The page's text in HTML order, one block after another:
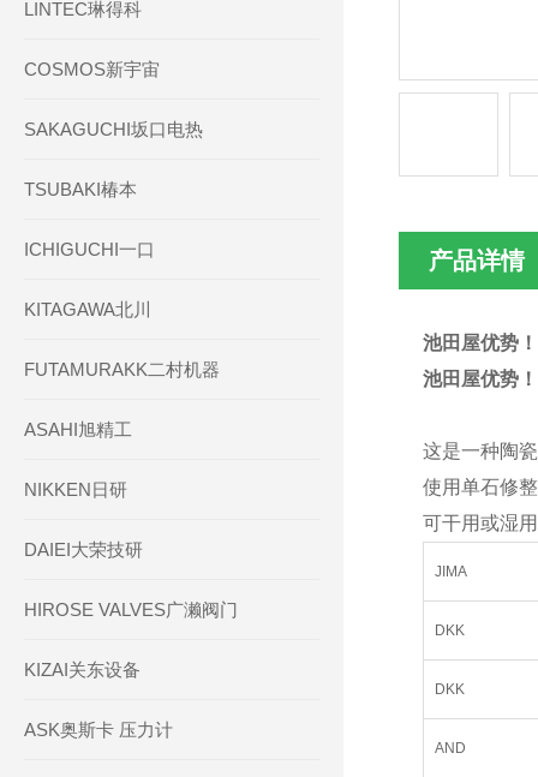
LINTEC琳得科
COSMOS新宇宙
SAKAGUCHI坂口电热
TSUBAKI椿本
ICHIGUCHI一口
KITAGAWA北川
FUTAMURAKK二村机器
ASAHI旭精工
NIKKEN日研
DAIEI大荣技研
HIROSE VALVES广濑阀门
KIZAI关东设备
ASK奥斯卡 压力计
产品详情
池田屋优势
池田屋优势
这是一种陶
使用单石修
可干用或湿
JIMA
DKK
DKK
AND